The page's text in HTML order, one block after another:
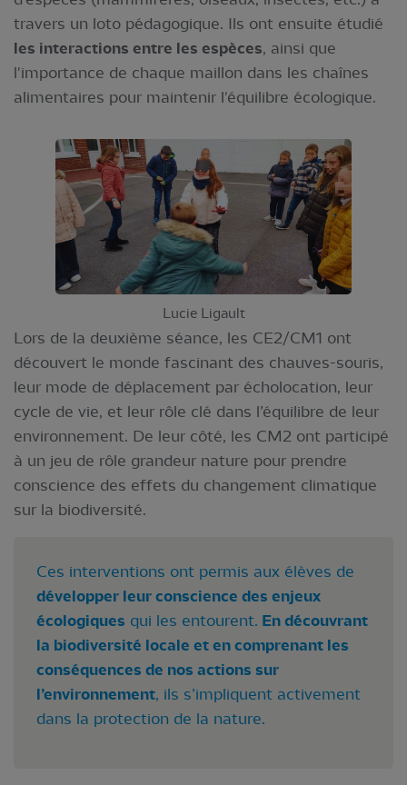
travers un loto pédagogique. Ils ont ensuite étudié
les interactions entre les espèces, ainsi que
l'importance de chaque maillon dans les chaînes
alimentaires pour maintenir l'équilibre écologique.
Lucie Ligault
Lors de la deuxième séance, les CE2/CM1 ont
découvert le monde fascinant des chauves-souris,
leur mode de déplacement par écholocation, leur
cycle de vie, et leur rôle clé dans l’équilibre de leur
environnement. De leur côté, les CM2 ont participé
à un jeu de rôle grandeur nature pour prendre
conscience des effets du changement climatique
sur la biodiversité.
Ces interventions ont permis aux élèves de
développer leur conscience des enjeux
écologiques qui les entourent. En découvrant
la biodiversité locale et en comprenant les
conséquences de nos actions sur
l’environnement, ils s’impliquent activement
dans la protection de la nature.